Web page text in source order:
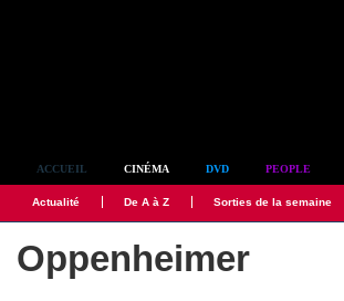
ACCUEIL CINÉMA DVD PEOPLE
Actualité De A à Z Sorties de la semaine
Oppenheimer